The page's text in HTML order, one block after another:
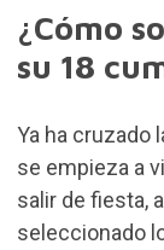
¿Cómo
su 18
Ya ha cruzado
se empieza a
salir de fiesta,
seleccionado